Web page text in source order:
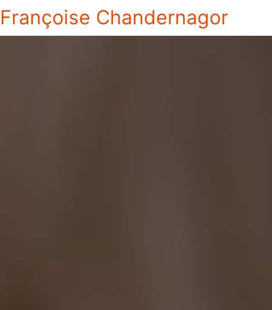
Françoise Chandernagor